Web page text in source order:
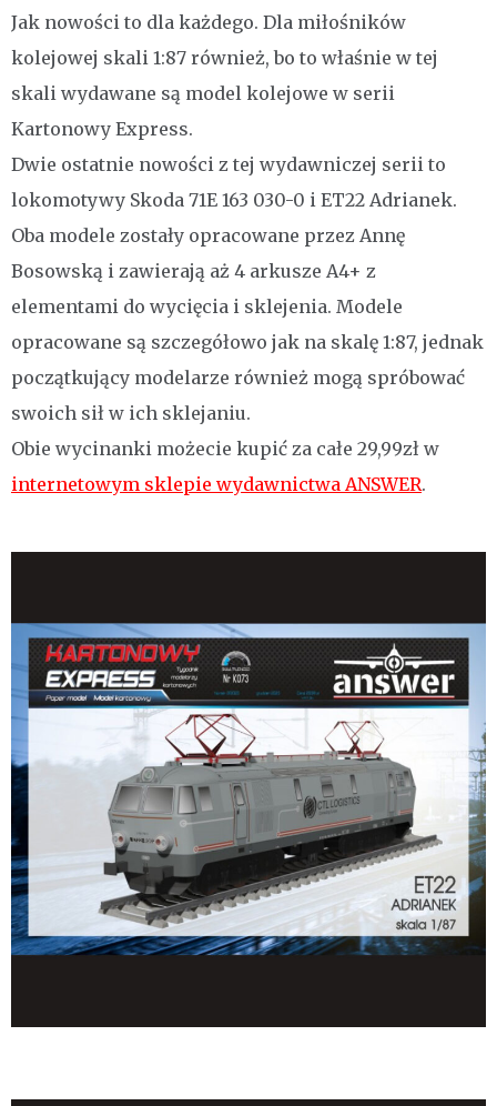
Jak nowości to dla każdego. Dla miłośników
kolejowej skali 1:87 również, bo to właśnie w tej
skali wydawane są model kolejowe w serii
Kartonowy Express.
Dwie ostatnie nowości z tej wydawniczej serii to
lokomotywy Skoda 71E 163 030-0 i ET22 Adrianek.
Oba modele zostały opracowane przez Annę
Bosowską i zawierają aż 4 arkusze A4+ z
elementami do wycięcia i sklejenia. Modele
opracowane są szczegółowo jak na skalę 1:87, jednak
początkujący modelarze również mogą spróbować
swoich sił w ich sklejaniu.
Obie wycinanki możecie kupić za całe 29,99zł w
internetowym sklepie wydawnictwa ANSWER.